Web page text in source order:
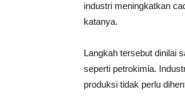
industri meningkatkan
katanya.
Langkah tersebut dinilai
seperti petrokimia.
produksi tidak perlu